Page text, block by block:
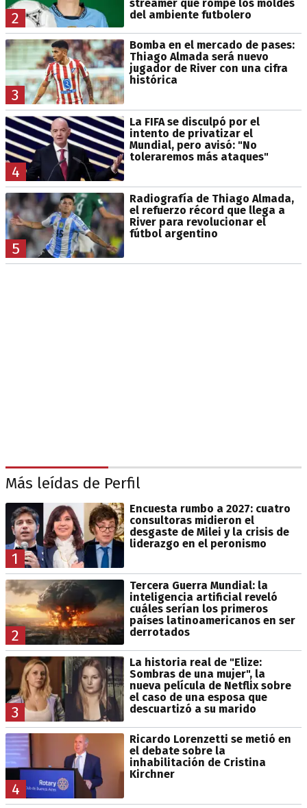
2
streamer que rompe los moldes
del ambiente futbolero
3
Bomba en el mercado de pases:
Thiago Almada será nuevo
jugador de River con una cifra
histórica
4
La FIFA se disculpó por el
intento de privatizar el
Mundial, pero avisó: "No
toleraremos más ataques"
5
Radiografía de Thiago Almada,
el refuerzo récord que llega a
River para revolucionar el
fútbol argentino
Más leídas de Perfil
1
Encuesta rumbo a 2027: cuatro
consultoras midieron el
desgaste de Milei y la crisis de
liderazgo en el peronismo
2
Tercera Guerra Mundial: la
inteligencia artificial reveló
cuáles serían los primeros
países latinoamericanos en ser
derrotados
3
La historia real de "Elize:
Sombras de una mujer", la
nueva película de Netflix sobre
el caso de una esposa que
descuartizó a su marido
4
Ricardo Lorenzetti se metió en
el debate sobre la
inhabilitación de Cristina
Kirchner